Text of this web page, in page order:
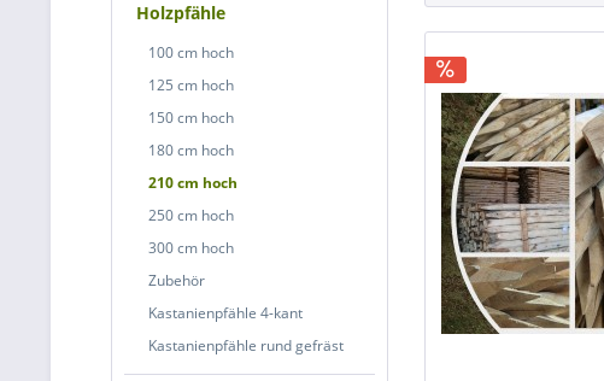
Holzpfähle
100 cm hoch
125 cm hoch
150 cm hoch
180 cm hoch
210 cm hoch
250 cm hoch
300 cm hoch
Zubehör
Kastanienpfähle 4-kant
Kastanienpfähle rund gefräst